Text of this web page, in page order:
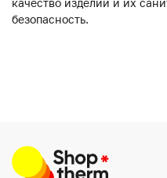
качество изделий и их
безопасность.